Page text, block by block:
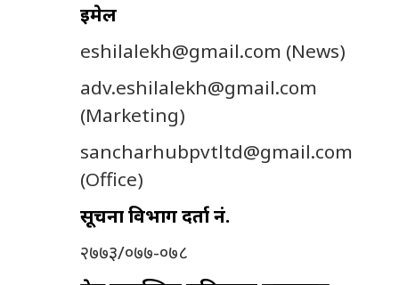
इमेल
eshilalekh@gmail.com (News)
adv.eshilalekh@gmail.com
(Marketing)
sancharhubpvtltd@gmail.com
(Office)
सूचना विभाग दर्ता नं.
२७७३/०७७-०७८